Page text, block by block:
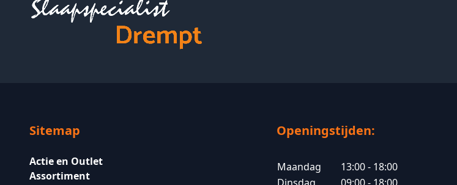
Sitemap
Actie en Outlet
Assortiment
Openingstijden:
Maandag
13:00 - 18:00
Dinsdag
09:00 - 18:00